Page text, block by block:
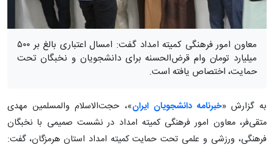
معاون امور فرهنگی کمیته امداد گفت: امسال اعتباری بالغ بر ۵۰۰
میلیارد تومان وام قرض‌الحسنه برای دانشجویان و نخبگان تحت
حمایت، اختصاص یافته است.
به گزارش «خبرنامه دانشجویان ایران»، حجت‌الاسلام والمسلمین مهدی
متقی‌فر، معاون امور فرهنگی کمیته امداد در نشست صمیمی با نخبگان
فرهنگی، ورزشی و علمی تحت حمایت کمیته امداد استان هرمزگان، گفت: